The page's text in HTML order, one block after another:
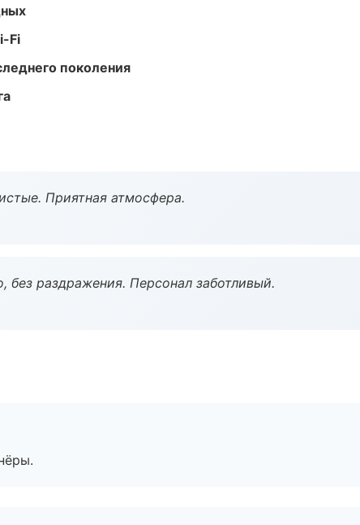
Fi
поколения
Приятная атмосфера.
раздражения. Персонал заботливый.